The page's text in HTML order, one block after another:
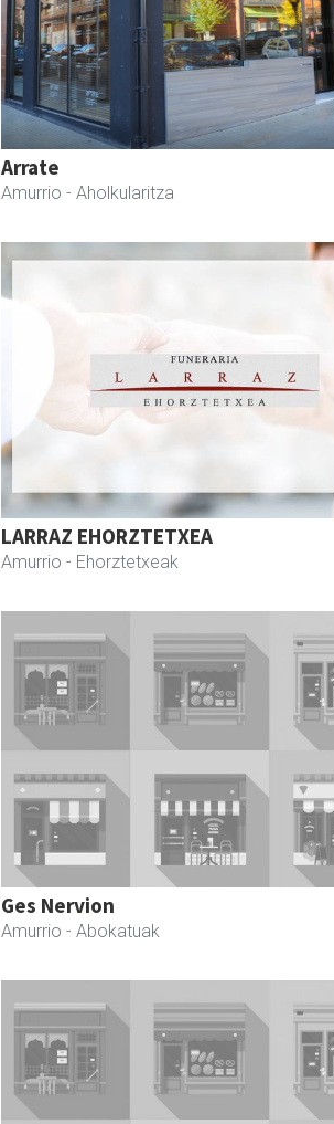
Arrate
Amurrio - Aholkularitza
LARRAZ EHORZTETXEA
Amurrio - Ehorztetxeak
Ges Nervion
Amurrio - Abokatuak